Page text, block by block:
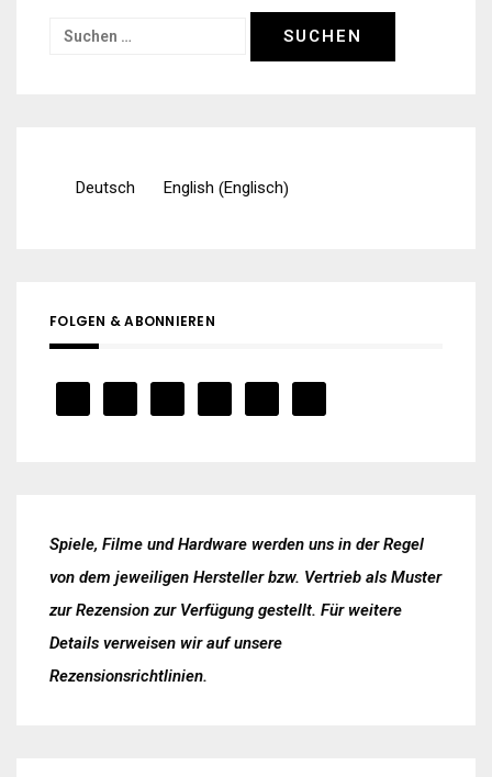
Suchen
Deutsch English (Englisch)
FOLGEN & ABONNIEREN
Spiele, Filme und Hardware werden uns in der Regel
von dem jeweiligen Hersteller bzw. Vertrieb als Muster
zur Rezension zur Verfügung gestellt. Für weitere
Details verweisen wir auf unsere
Rezensionsrichtlinien.